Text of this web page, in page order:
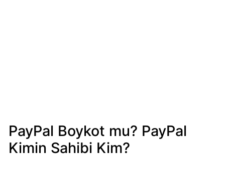
Kim?
PayPal Boykot mu? PayPal
Kimin Sahibi Kim?